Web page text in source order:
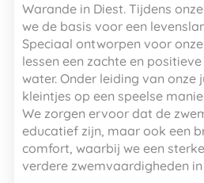
Warande in Diest. Tijdens
we de basis voor een
Speciaal ontworpen voor
lessen een zachte en
water. Onder leiding van onze
kleintjes op een speelse
We zorgen ervoor dat de
educatief zijn, maar ook een
comfort, waarbij we een
verdere zwemvaardigheden